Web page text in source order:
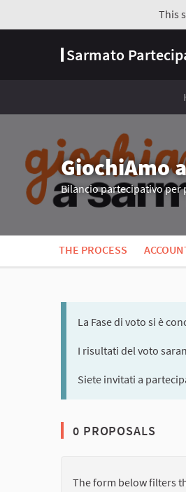
This
Sarmato
GiochiAmo
Bilancio partecipativo per
THE PROCESS
La Fase di voto si è
I risultati del voto
Siete invitati a
0 PROPOSALS
The form below filters